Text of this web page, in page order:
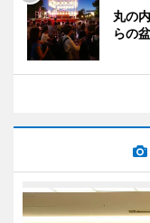
丸の
らの